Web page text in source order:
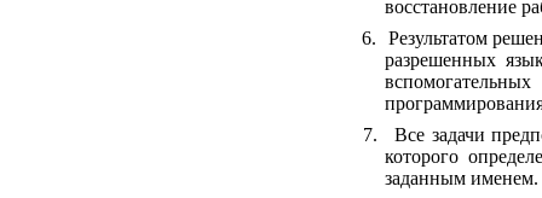
восстановление
6.
Результатом
разрешенных
7.
Все задачи
которого
заданным именем.